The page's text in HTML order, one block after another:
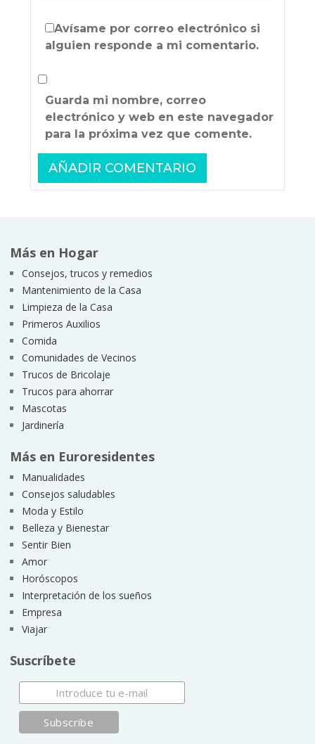
Avísame por correo electrónico si
alguien responde a mi comentario.
Guarda mi nombre, correo
electrónico y web en este navegador
para la próxima vez que comente.
Más en Hogar
Consejos, trucos y remedios
Mantenimiento de la Casa
Limpieza de la Casa
Primeros Auxilios
Comida
Comunidades de Vecinos
Trucos de Bricolaje
Trucos para ahorrar
Mascotas
Jardinería
Más en Euroresidentes
Manualidades
Consejos saludables
Moda y Estilo
Belleza y Bienestar
Sentir Bien
Amor
Horóscopos
Interpretación de los sueños
Empresa
Viajar
Suscríbete